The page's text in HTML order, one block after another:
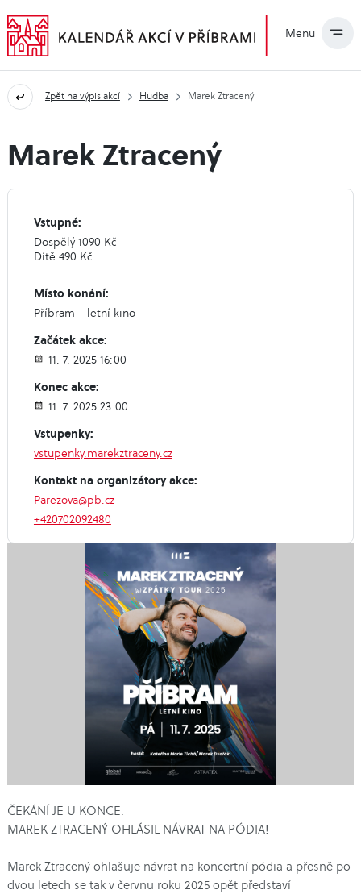
Menu
Zpět na výpis akcí Hudba Marek Ztracený
Marek Ztracený
Vstupné:
Dospělý 1090 Kč
Dítě 490 Kč
Místo konání:
Příbram - letní kino
Začátek akce:
11. 7. 2025 16:00
Konec akce:
11. 7. 2025 23:00
Vstupenky:
vstupenky.marekztraceny.cz
Kontakt na organizátory akce:
Parezova@pb.cz
+420702092480
ČEKÁNÍ JE U KONCE.
MAREK ZTRACENÝ OHLÁSIL NÁVRAT NA PÓDIA!
Marek Ztracený ohlašuje návrat na koncertní pódia a přesně po
dvou letech se tak v červnu roku 2025 opět představí